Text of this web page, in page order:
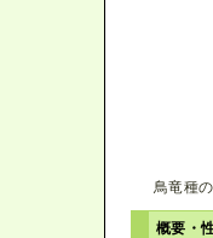
鳥竜種
概要・